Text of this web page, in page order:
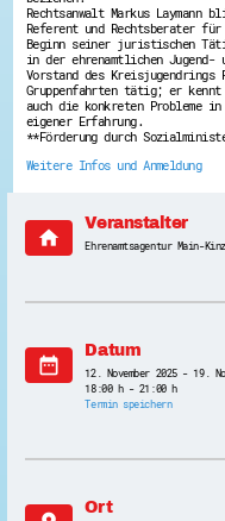
Rechtsanwalt Markus
Referent und Rechtsberater
Beginn seiner juristischen
in der ehrenamtlichen Jugend-
Vorstand des
Gruppenfahrten tätig; er kennt
auch die konkreten Probleme
eigener Erfahrung.
**Förderung durch
Weitere Infos und Anmeldung
home
Veranstalter
Ehrenamtsagentur Main-
date_range
Datum
12. November 2025 - 19.
18:00 h - 21:00 h
Termin speichern
Ort